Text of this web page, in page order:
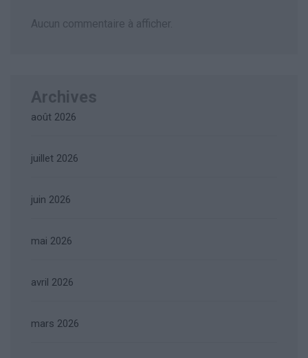
Aucun commentaire à afficher.
Archives
août 2026
juillet 2026
juin 2026
mai 2026
avril 2026
mars 2026